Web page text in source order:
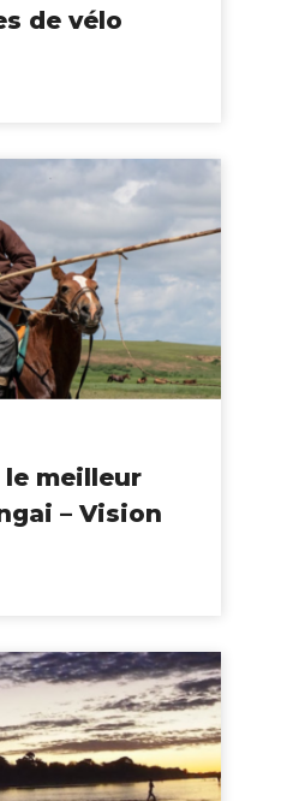
de vélo
le meilleur
– Vision